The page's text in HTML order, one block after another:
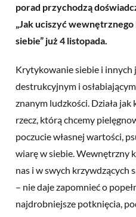
porad przychodzą
„Jak uciszyć
siebie” już 4 listopada.
Krytykowanie siebie i innych
destrukcyjnym i
znanym ludzkości. Działa jak
rzecz, którą chcemy
poczucie własnej wartości,
wiarę w siebie. Wewnętrzny
nas i w swych krzywdzących
– nie daje zapomnieć o
najdrobniejsze potknięcia,